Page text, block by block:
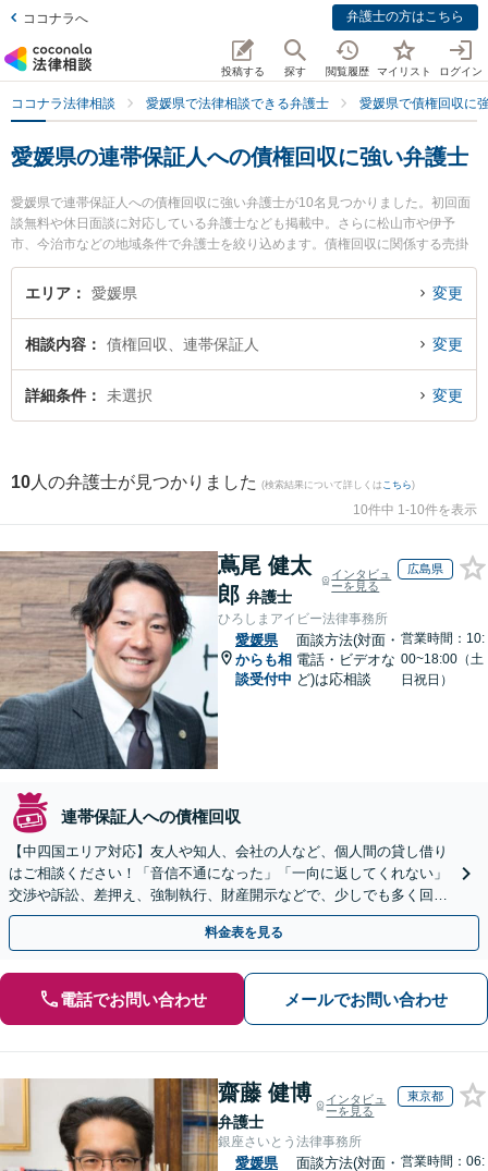
ココナラへ 弁護士の方はこちら
投稿する 探す 閲覧履歴 マイリスト ログイン
ココナラ法律相談 愛媛県で法律相談できる弁護士 愛媛県で債権回収に
愛媛県の連帯保証人への債権回収に強い弁護士
愛媛県で連帯保証人への債権回収に強い弁護士が10名見つかりました。初回面
談無料や休日面談に対応している弁護士なども掲載中。さらに松山市や伊予
市、今治市などの地域条件で弁護士を絞り込めます。債権回収に関係する売掛
金回収や債権回収代行、債権の時効中断等の細かな分野での絞り込み検索もで
き便利です。特にきぼう綜合法律事務所の兵頭 俊輔弁護士や弁護士法人龍鳳法
に発生した連帯保証人への債権回収のトラブルを今すぐに弁護士に相談した
い』『連帯保証人への債権回収のトラブル解決の実績豊富な近くの弁護士を検
索したい』『初回相談無料で連帯保証人への債権回収を法律相談できる愛媛県
エリア 愛媛県 変更
相談内容 債権回収、連帯保証人 変更
詳細条件 未選択 変更
10 人の弁護士が見つかりました (検索結果について詳しくは こちら)
10件中 1-10件を表示
蔦尾 健太
郎 弁護士
インタビュ
ーを見る
広島県
ひろしまアイビー法律事務所
愛媛県
からも相
談受付中
面談方法(対面・
電話・ビデオな
ど)は応相談
営業時間：10:
00~18:00（土
日祝日）
連帯保証人への債権回収
【中四国エリア対応】友人や知人、会社の人など、個人間の貸し借り
はご相談ください！「音信不通になった」「一向に返してくれない」
交渉や訴訟、差押え、強制執行、財産開示などで、少しでも多く回収
できるよう尽力【休日・夜間対応】【弁護士歴15年以上】
料金表を見る
電話でお問い合わせ メールでお問い合わせ
齋藤 健博
弁護士
インタビュ
ーを見る
東京都
銀座さいとう法律事務所
愛媛県
面談方法(対面・ 営業時間：06: